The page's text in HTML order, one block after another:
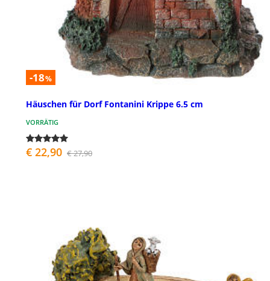
-18%
Häuschen für Dorf Fontanini Krippe 6.5 cm
VORRÄTIG
€ 22,90 € 27,90